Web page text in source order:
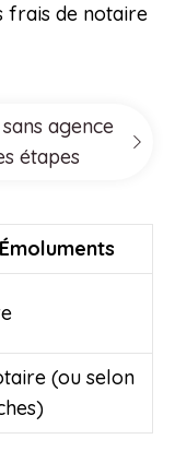
frais de notaire
agence
étapes
(ou selon